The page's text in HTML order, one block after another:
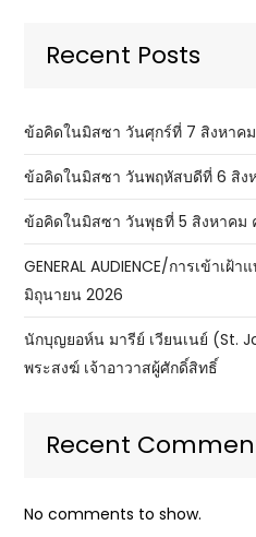
Recent Posts
ข้อคิดในมิสซา วันศุกร์ที่ 7 สิงหาค
ข้อคิดในมิสซา วันพฤหัสบดีที่ 6 สิง
ข้อคิดในมิสซา วันพุธที่ 5 สิงหาคม
GENERAL AUDIENCE/การเข้าเ
มิถุนายน 2026
นักบุญยอห์น มารีย์ เวียนเนย์ (St.
พระสงฆ์ เจ้าอาวาสผู้ศักดิ์สิทธิ์
Recent
No comments to show.